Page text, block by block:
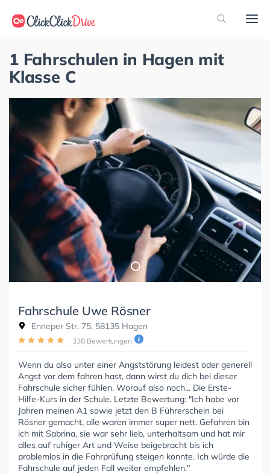
1 Fahrschulen in Hagen mit
Klasse C
Fahrschule Uwe Rösner
Enneper Str. 75, 58135 Hagen
338 Bewertungen
Wenn du also unter einer Angststörung leidest oder generell
Angst vor dem fahren hast, dann wirst du dich bei dieser
Fahrschule sicher fühlen. Worauf also noch... Die Erste-
Hilfe-Kurs in der Schule. Letzte Bewertung: "Ich habe vor
Jahren meinen A1 sowie jetzt den B Führerschein bei
Rösner gemacht, alle waren immer super nett. Gefahren bin
ich mit Sabrina, sie war sehr lieb, unterhaltsam und hat mir
alles auf ruhiger Art und Weise beigebracht bis ich
problemlos in die Fahrprüfung steigen konnte. Ich würde die
Fahrschule auf jeden Fall weiter empfehlen."